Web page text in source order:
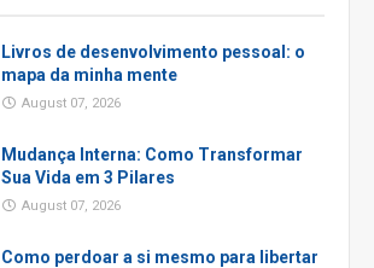
Livros de desenvolvimento pessoal: o
mapa da minha mente
August 07, 2026
Mudança Interna: Como Transformar
Sua Vida em 3 Pilares
August 07, 2026
Como perdoar a si mesmo para libertar